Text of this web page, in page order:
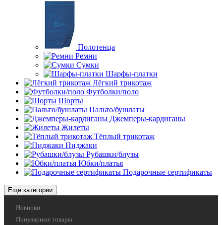
Полотенца
Ремни
Сумки
Шарфы-платки
Лёгкий трикотаж
Футболки/поло
Шорты
Пальто/бушлаты
Джемперы-кардиганы
Жилеты
Тёплый трикотаж
Пиджаки
Рубашки/блузы
Юбки/платья
Подарочные сертификаты
Ещё категории
Новинки
Популярные товары